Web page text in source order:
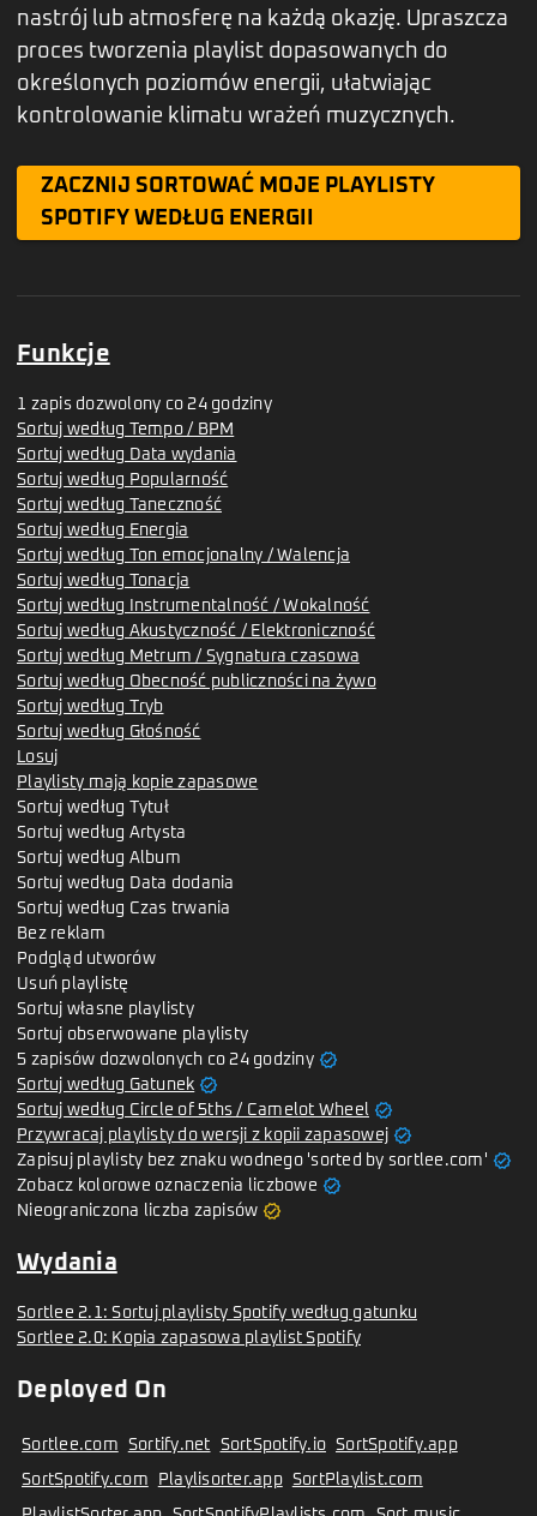
nastrój lub atmosferę na każdą okazję. Upraszcza
proces tworzenia playlist dopasowanych do
określonych poziomów energii, ułatwiając
kontrolowanie klimatu wrażeń muzycznych.
ZACZNIJ SORTOWAĆ MOJE PLAYLISTY
SPOTIFY WEDŁUG ENERGII
Funkcje
1 zapis dozwolony co 24 godziny
Sortuj według Tempo / BPM
Sortuj według Data wydania
Sortuj według Popularność
Sortuj według Taneczność
Sortuj według Energia
Sortuj według Ton emocjonalny / Walencja
Sortuj według Tonacja
Sortuj według Instrumentalność / Wokalność
Sortuj według Akustyczność / Elektroniczność
Sortuj według Metrum / Sygnatura czasowa
Sortuj według Obecność publiczności na żywo
Sortuj według Tryb
Sortuj według Głośność
Losuj
Playlisty mają kopie zapasowe
Sortuj według Tytuł
Sortuj według Artysta
Sortuj według Album
Sortuj według Data dodania
Sortuj według Czas trwania
Bez reklam
Podgląd utworów
Usuń playlistę
Sortuj własne playlisty
Sortuj obserwowane playlisty
5 zapisów dozwolonych co 24 godziny verified
Sortuj według Gatunek verified
Sortuj według Circle of 5ths / Camelot Wheel verified
Przywracaj playlisty do wersji z kopii zapasowej verified
Zapisuj playlisty bez znaku wodnego 'sorted by sortlee.com' verified
Zobacz kolorowe oznaczenia liczbowe verified
Nieograniczona liczba zapisów verified
Wydania
Sortlee 2.1: Sortuj playlisty Spotify według gatunku
Sortlee 2.0: Kopia zapasowa playlist Spotify
Deployed On
Sortlee.com Sortify.net SortSpotify.io SortSpotify.app
SortSpotify.com Playlisorter.app SortPlaylist.com